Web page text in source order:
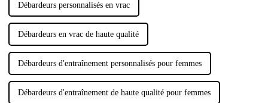
Débardeurs personnalisés en vrac
Débardeurs en vrac de haute qualité
Débardeurs d'entraînement personnalisés pour femmes
Débardeurs d'entraînement de haute qualité pour femmes